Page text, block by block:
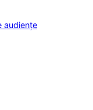
audiențe